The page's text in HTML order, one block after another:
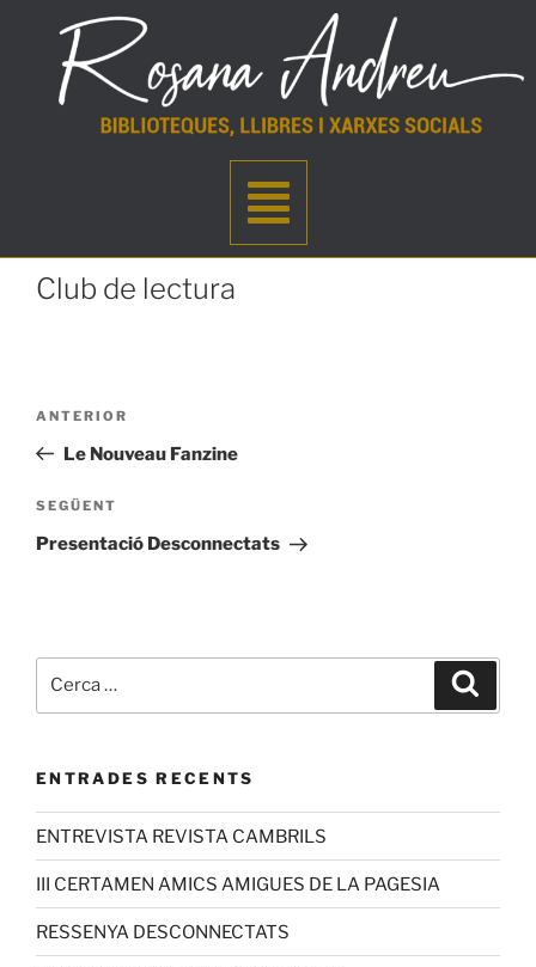
Club de lectura
ANTERIOR
Le Nouveau Fanzine
SEGÜENT
Presentació Desconnectats
ENTRADES RECENTS
ENTREVISTA REVISTA CAMBRILS
III CERTAMEN AMICS AMIGUES DE LA PAGESIA
RESSENYA DESCONNECTATS